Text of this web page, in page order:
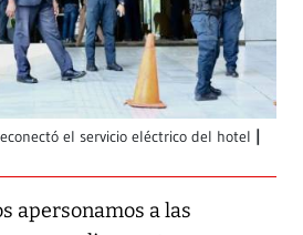
el servicio eléctrico del hotel
apersonamos a las